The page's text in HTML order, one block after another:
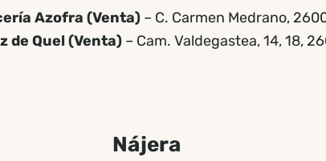
Azofra (Venta) – C. Carmen Medrano,
de Quel (Venta)– Cam. Valdegastea, 14, 18,
Nájera